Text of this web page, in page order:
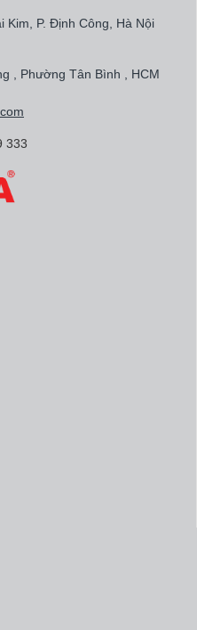
P. Định Công, Hà Nội
, Phường Tân Bình , HCM
333